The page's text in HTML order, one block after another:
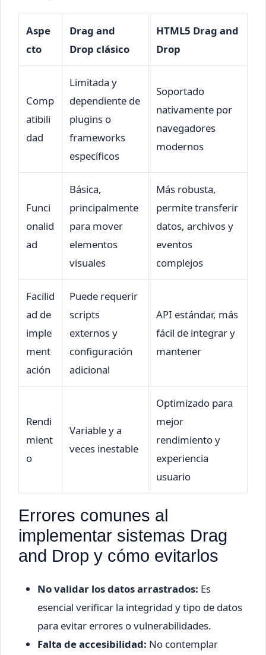
Aspe
cto
Drag and
Drop clásico
HTML5 Drag and
Drop
Comp
atibili
dad
Limitada y
dependiente de
plugins o
frameworks
específicos
Soportado
nativamente por
navegadores
modernos
Funci
onalid
ad
Básica,
principalmente
para mover
elementos
visuales
Más robusta,
permite transferir
datos, archivos y
eventos
complejos
Facilid
ad de
imple
ment
ación
Puede requerir
scripts
externos y
configuración
adicional
API estándar, más
fácil de integrar y
mantener
Rendi
mient
o
Variable y a
veces inestable
Optimizado para
mejor
rendimiento y
experiencia
usuario
Errores comunes al
implementar sistemas Drag
and Drop y cómo evitarlos
No validar los datos arrastrados: Es
esencial verificar la integridad y tipo de datos
para evitar errores o vulnerabilidades.
Falta de accesibilidad: No contemplar